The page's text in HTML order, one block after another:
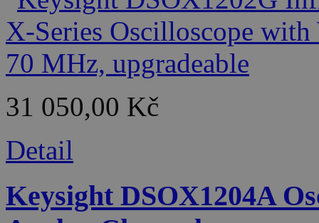
31 050,00 Kč
Detail
Keysight DSOX1204A